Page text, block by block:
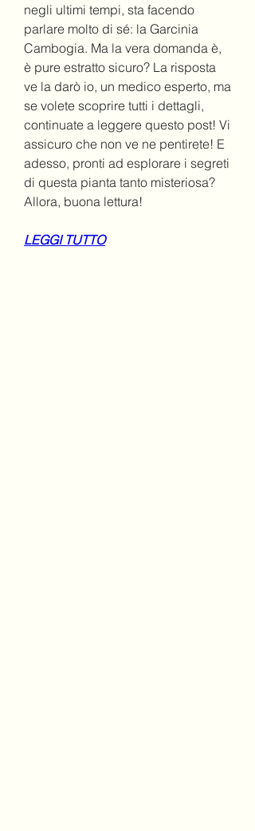
negli ultimi tempi, sta facendo
parlare molto di sé: la Garcinia
Cambogia. Ma la vera domanda è,
è pure estratto sicuro? La risposta
ve la darò io, un medico esperto, ma
se volete scoprire tutti i dettagli,
continuate a leggere questo post! Vi
assicuro che non ve ne pentirete! E
adesso, pronti ad esplorare i segreti
di questa pianta tanto misteriosa?
Allora, buona lettura!
LEGGI TUTTO